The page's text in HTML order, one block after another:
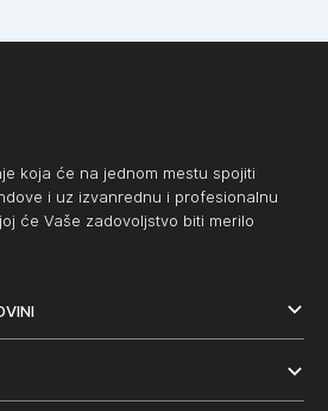
koja će na jednom mestu spojiti
i uz izvanrednu i profesionalnu
će Vaše zadovoljstvo biti merilo